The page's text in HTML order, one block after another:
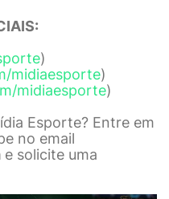
)
midiaesporte)
midiaesporte)
Esporte? Entre em
no email
e solicite uma